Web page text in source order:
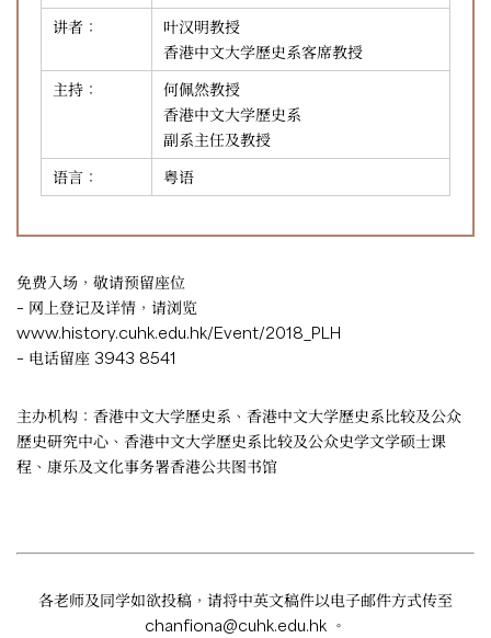
讲者：
叶汉明教授
香港中文大学歷史系客席教授
主持：
何佩然教授
香港中文大学歷史系
副系主任及教授
语言：
粤语
免费入场，敬请预留座位
– 网上登记及详情，请浏览
www.history.cuhk.edu.hk/Event/2018_PLH
– 电话留座 3943 8541
主办机构：香港中文大学歷史系、香港中文大学歷史系比较及公众
歷史研究中心、香港中文大学歷史系比较及公众史学文学硕士课
程、康乐及文化事务署香港公共图书馆
各老师及同学如欲投稿，请将中英文稿件以电子邮件方式传至
chanfiona@cuhk.edu.hk 。